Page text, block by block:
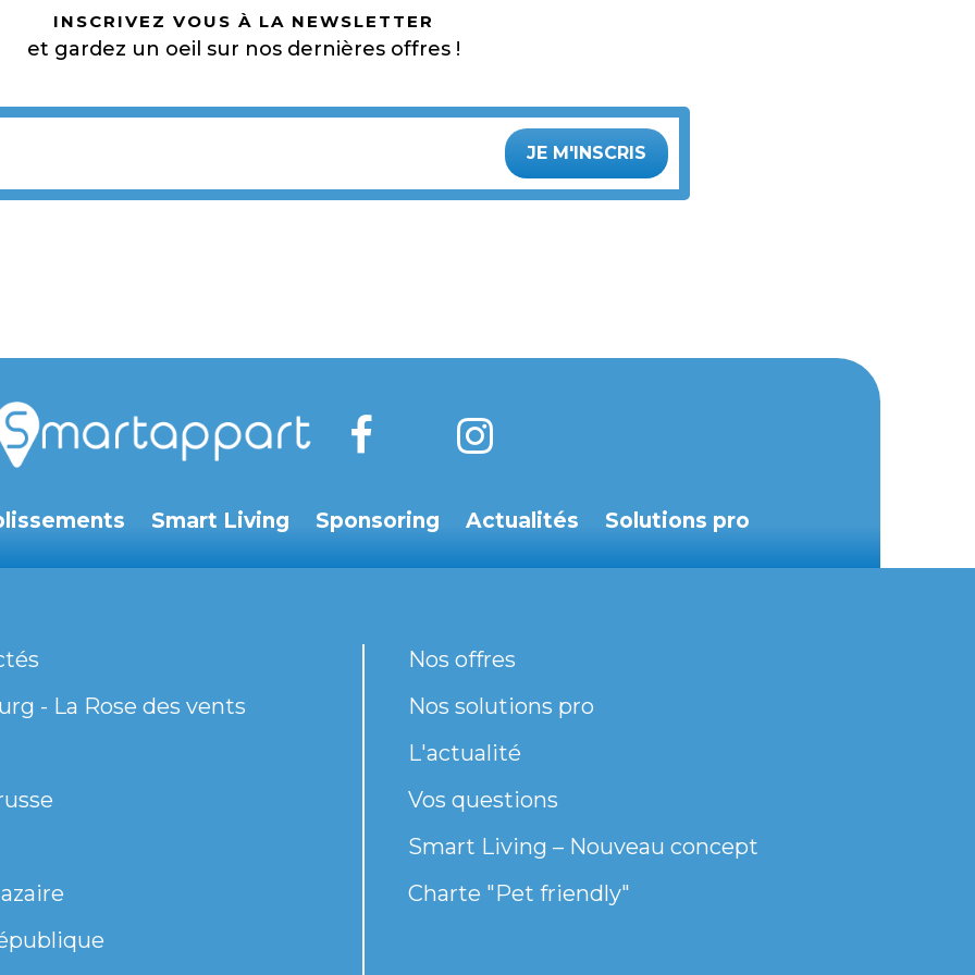
INSCRIVEZ VOUS À LA NEWSLETTER
et gardez un oeil sur nos dernières offres !
JE M'INSCRIS
Smart Living Sponsoring Actualités Solutions pro
- La Rose des vents
Nos offres
Nos solutions pro
L'actualité
Vos questions
Smart Living – Nouveau concept
Charte "Pet friendly"